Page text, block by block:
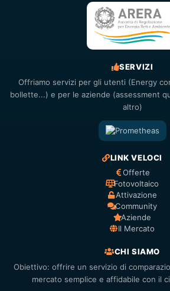
SERVIZI
Offriamo servizi per gli utenti (Energy
bollette...) e per le aziende (assessment
altro)
LINK VELOCI
Offerte
Fotovoltaico
Attivazione
Community
Aziende
Il Mercato
CHI SIAMO
Obiettivo: offrire un servizio di
mercato semplice e affidabile con il